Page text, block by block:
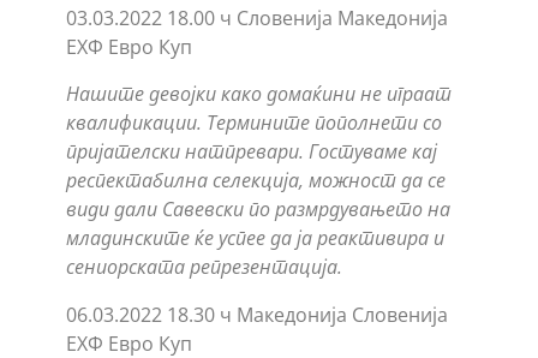
03.03.2022 18.00 ч Словенија Македонија
ЕХФ Евро Куп
Нашите девојки како домаќини не играат
квалификации. Термините пополнети со
пријателски натпревари. Гостуваме кај
респектабилна селекција, можност да се
види дали Савевски по размрдувањето на
младинските ќе успее да ја реактивира и
сениорската репрезентација.
06.03.2022 18.30 ч Македонија Словенија
ЕХФ Евро Куп